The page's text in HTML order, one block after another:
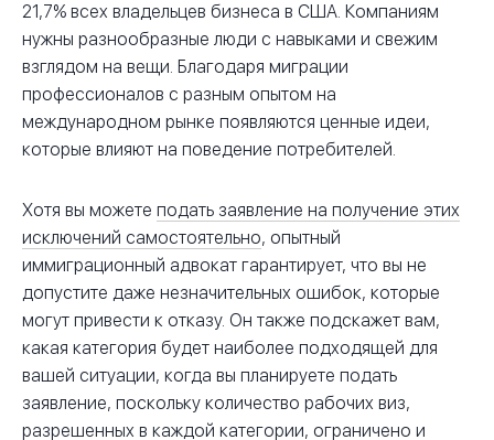
21,7% всех владельцев бизнеса в США. Компаниям
нужны разнообразные люди с навыками и свежим
взглядом на вещи. Благодаря миграции
профессионалов с разным опытом на
международном рынке появляются ценные идеи,
которые влияют на поведение потребителей.
Хотя вы можете подать заявление на получение этих
исключений самостоятельно, опытный
иммиграционный адвокат гарантирует, что вы не
допустите даже незначительных ошибок, которые
могут привести к отказу. Он также подскажет вам,
какая категория будет наиболее подходящей для
вашей ситуации, когда вы планируете подать
заявление, поскольку количество рабочих виз,
разрешенных в каждой категории, ограничено и